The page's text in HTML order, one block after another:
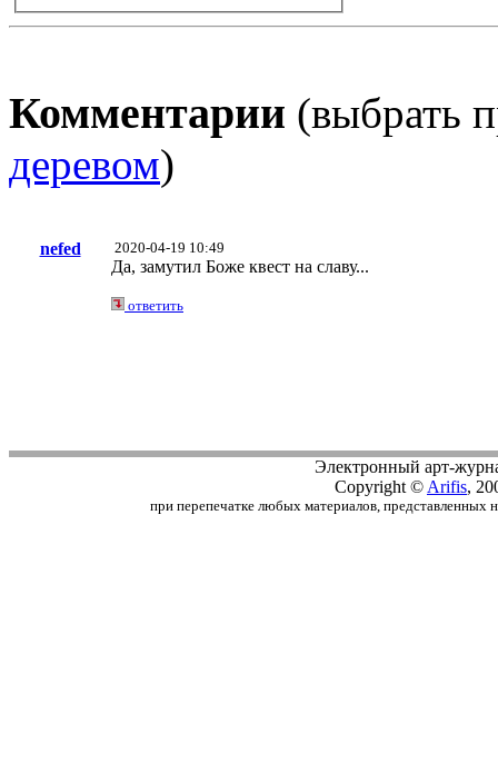
Комментарии (выбрать
деревом)
nefed 2020-04-19 10:49
Да, замутил Боже квест на славу...
ответить
Электронный арт-
Copyright © Arifis,
при перепечатке любых материалов, представленных